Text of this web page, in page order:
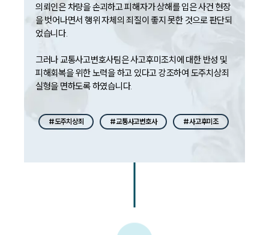
의뢰인은 차량을 손괴하고 피해자가 상해를 입은 사건 현장
을 벗어나면서 행위 자체의 죄질이 좋지 못한 것으로 판단되
었습니다.
그러나 교통사고변호사팀은 사고후미조치에 대한 반성 및
피해회복을 위한 노력을 하고 있다고 강조하여 도주치상죄
실형을 면하도록 하였습니다.
#도주치상죄 #교통사고변호사 #사고후미조